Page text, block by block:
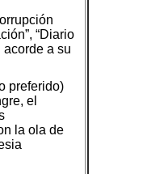
“Diario
acorde a su
preferido)
el
la ola de